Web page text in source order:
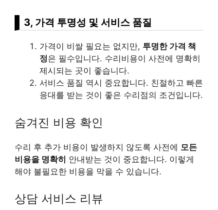
3, 가격 투명성 및 서비스 품질
가격이 비쌀 필요는 없지만, 투명한 가격 책
정은 필수입니다. 수리비용이 사전에 명확히
제시되는 곳이 좋습니다.
서비스 품질 역시 중요합니다. 친절하고 빠른
응대를 받는 것이 좋은 수리점의 조건입니다.
숨겨진 비용 확인
수리 후 추가 비용이 발생하지 않도록 사전에 모든
비용을 명확히 안내받는 것이 중요합니다. 이렇게
해야 불필요한 비용을 막을 수 있습니다.
상담 서비스 리뷰